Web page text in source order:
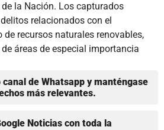
la Nación. Los capturados
relacionados con el
recursos naturales renovables,
áreas de especial importancia
de Whatsapp y manténgase
más relevantes.
Noticias con toda la